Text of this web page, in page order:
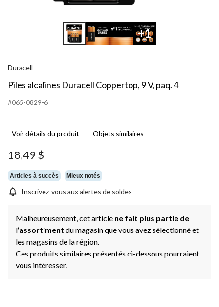
+1
Duracell
Piles alcalines Duracell Coppertop, 9 V, paq. 4
#065-0829-6
Voir détails du produit Objets similaires
18,49 $
Articles à succès Mieux notés
Inscrivez-vous aux alertes de soldes
Malheureusement, cet article ne fait plus partie de
l’assortiment du magasin que vous avez sélectionné et
les magasins de la région.
Ces produits similaires présentés ci-dessous pourraient
vous intéresser.